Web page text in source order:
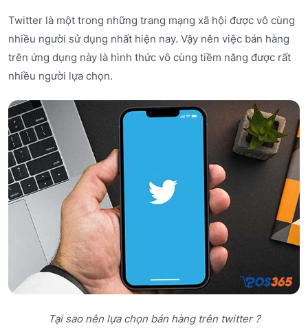
Twitter là một trong những trang mạng xã hội được vô cùng
nhiều người sử dụng nhất hiện nay. Vậy nên việc bán hàng
trên ứng dụng này là hình thức vô cùng tiềm năng được rất
nhiều người lựa chọn.
Tại sao nên lựa chọn bán hàng trên twitter ?